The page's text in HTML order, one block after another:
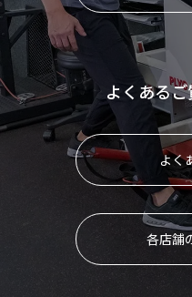
よくある
よく
各店舗